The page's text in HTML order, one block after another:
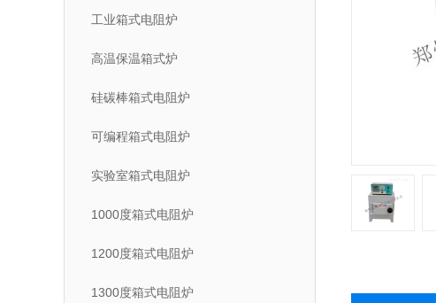
工业箱式电阻炉
高温保温箱式炉
硅碳棒箱式电阻炉
可编程箱式电阻炉
实验室箱式电阻炉
1000度箱式电阻炉
1200度箱式电阻炉
1300度箱式电阻炉